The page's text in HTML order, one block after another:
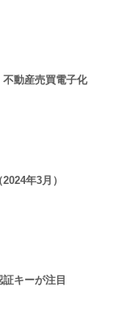
動産売買電子化
年3月）
キーが注目